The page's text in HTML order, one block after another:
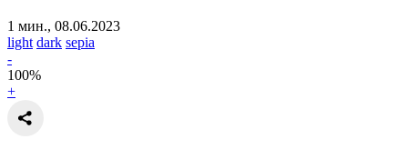
1 мин., 08.06.2023
light dark sepia
-
100%
+